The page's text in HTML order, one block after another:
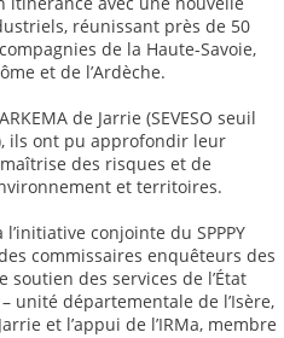
réunissant près de 50
de la Haute-Savoie,
et de l’Ardèche.
de Jarrie (SEVESO seuil
ils ont pu approfondir leur
des risques et de
et territoires.
conjointe du SPPPY
commissaires enquêteurs des
soutien des services de l’État
unité départementale de l’Isère,
et l’appui de l’IRMa, membre